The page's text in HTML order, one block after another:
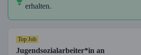
erhalten.
Top Job
Jugendsozialarbeiter*in an